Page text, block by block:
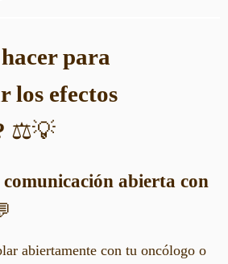
para
los efectos
⚖️💡
abierta con
abiertamente con tu oncólogo o